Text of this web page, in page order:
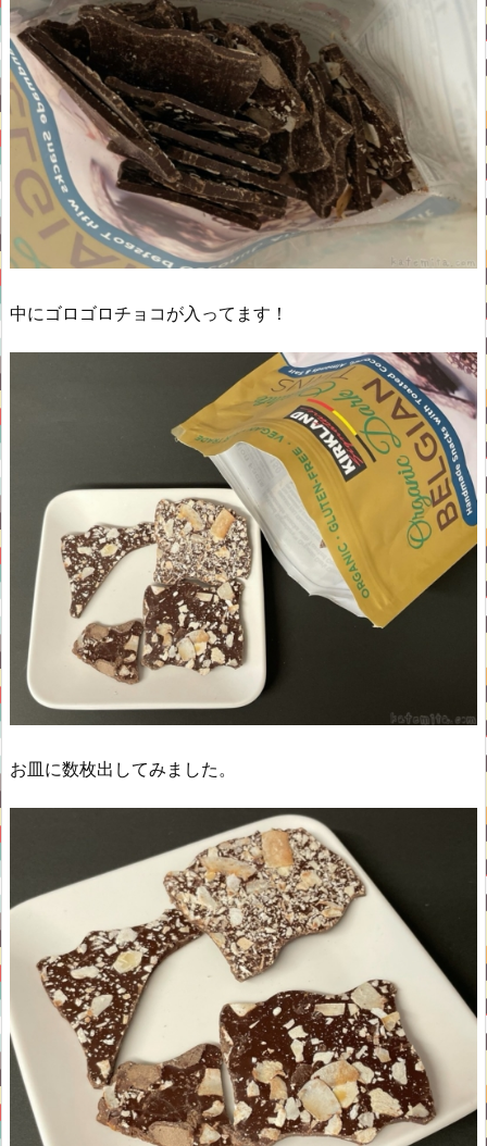
中にゴロゴロチョコが入ってます！
お皿に数枚出してみました。